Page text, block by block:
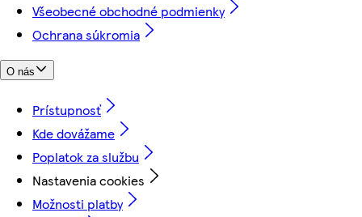
Všeobecné obchodné podmienky
Ochrana súkromia
O nás
Prístupnosť
Kde dovážame
Poplatok za službu
Nastavenia cookies
Možnosti platby